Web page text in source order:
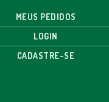
MEUS PEDIDOS
LOGIN
CADASTRE-SE